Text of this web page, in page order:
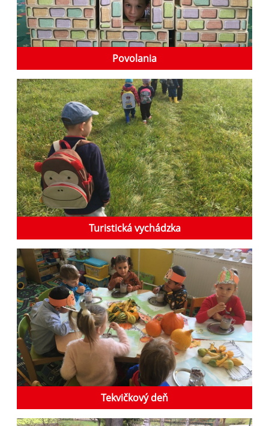
Povolania
Turistická vychádzka
Tekvičkový deň